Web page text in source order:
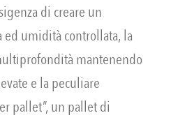
di creare un
ed umidità controllata, la
mantenendo
e la peculiare
pallet”, un pallet di